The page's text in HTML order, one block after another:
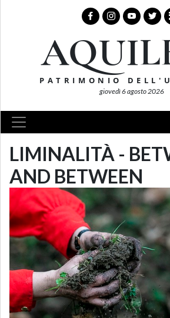
PATRIMONIO
giovedì 6 agosto 2026
LIMINALITÀ -
AND BETWEEN